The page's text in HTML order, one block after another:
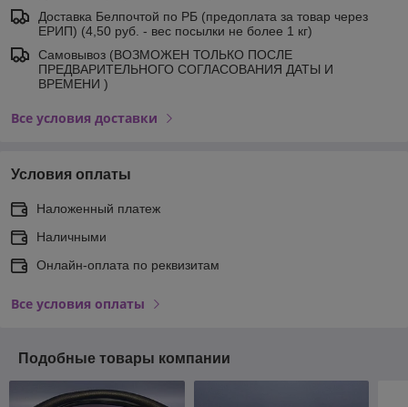
Доставка Белпочтой по РБ (предоплата за товар через
ЕРИП) (4,50 руб. - вес посылки не более 1 кг)
Самовывоз (ВОЗМОЖЕН ТОЛЬКО ПОСЛЕ
ПРЕДВАРИТЕЛЬНОГО СОГЛАСОВАНИЯ ДАТЫ И
ВРЕМЕНИ )
Все условия доставки
Условия оплаты
Наложенный платеж
Наличными
Онлайн-оплата по реквизитам
Все условия оплаты
Подобные товары компании